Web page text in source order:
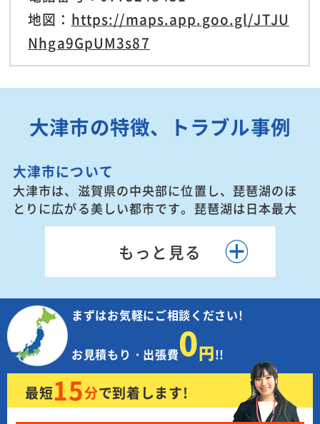
地図： https://maps.app.goo.gl/JTJU
Nhga9GpUM3s87
大津市の特徴、トラブル事例
大津市について
大津市は、滋賀県の中央部に位置し、琵琶湖のほ
とりに広がる美しい都市です。琵琶湖は日本最大
の淡水湖であり、大津市はその湖畔に位置し、ボ
ートやカヌー、釣りなどのアウトドアアクティビ
ティが楽しめることから、多くの観光客で賑わっ
ています。
琵琶湖で獲れる新鮮な魚介類や、滋賀県産のお茶
が名産品として有名で、地元の食材を使用した美
食のレストランや屋台も市内に多くあり、食文化
も楽しむことができます。
まずはお気軽にご相談ください!
お見積もり・出張費0円!!
最短15分で到着します!